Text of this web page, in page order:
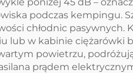
podczas kempingu.
chłodnic
w kabinie ciężarówki
powietrzu,
prądem